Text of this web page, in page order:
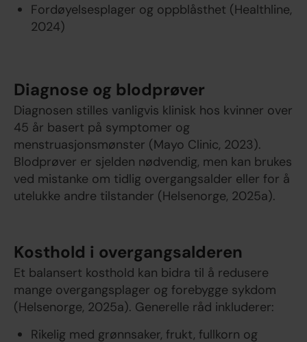
Fordøyelsesplager og oppblåsthet (Healthline,
2024)
Diagnose og blodprøver
Diagnosen stilles vanligvis klinisk hos kvinner over
45 år basert på symptomer og
menstruasjonsmønster (Mayo Clinic, 2023).
Blodprøver er sjelden nødvendig, men kan brukes
ved mistanke om tidlig overgangsalder eller for å
utelukke andre tilstander (Helsenorge, 2025a).
Kosthold i overgangsalderen
Et balansert kosthold kan bidra til å redusere
mange overgangsplager og forebygge sykdom
(Helsenorge, 2025a). Generelle råd inkluderer:
Rikelig med grønnsaker, frukt, fullkorn og